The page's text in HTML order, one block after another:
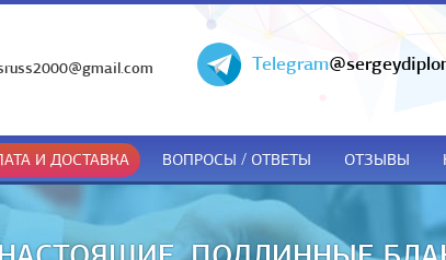
Telegram
И ДОСТАВКА ВОПРОСЫ / ОТВЕТЫ ОТЗЫВЫ